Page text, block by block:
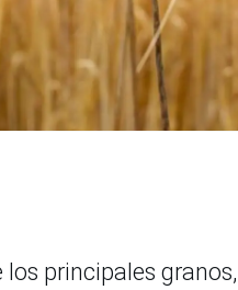
principales